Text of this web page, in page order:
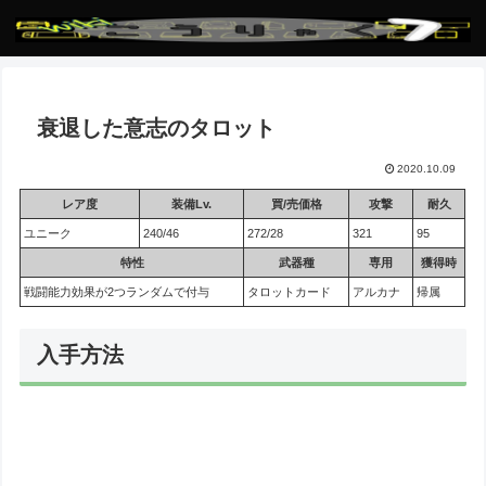
衰退した意志のタロット
2020.10.09
レア度 装備Lv. 買/売価格 攻撃 耐久
ユニーク 240/46 272/28 321 95
特性 武器種 専用 獲得時
戦闘能力効果が2つランダムで付与 タロットカード アルカナ 帰属
入手方法